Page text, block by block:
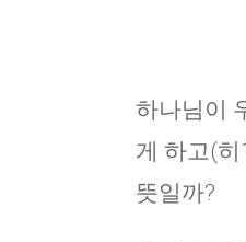
하나님이
게 하고(
뜻일까?